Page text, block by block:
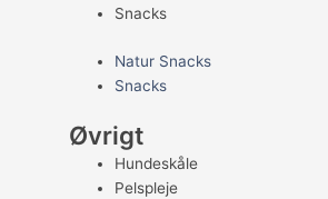
Snacks
Natur Snacks
Snacks
Øvrigt
Hundeskåle
Pelspleje